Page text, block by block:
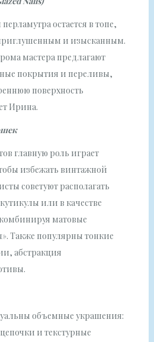
остается в топе,
и изысканным.
мастера предлагают
покрытия и переливы,
поверхность
Ирина.
главную роль играет
избежать винтажной
советуют располагать
или в качестве
матовые
Также популярны тонкие
абстракция
объемные украшения:
и текстурные